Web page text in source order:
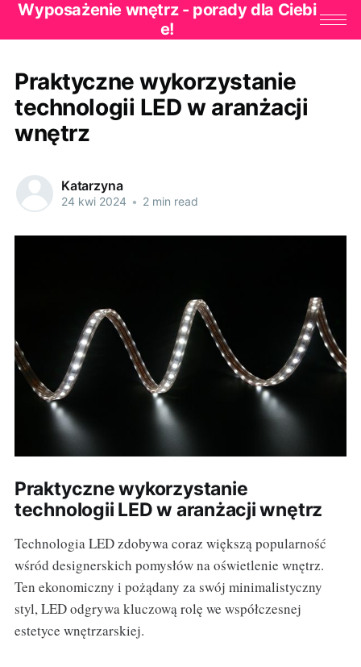
Wyposażenie wnętrz - porady dla Ciebi
e!
Praktyczne wykorzystanie
technologii LED w aranżacji
wnętrz
Katarzyna
24 kwi 2024 • 2 min read
Praktyczne wykorzystanie
technologii LED w aranżacji wnętrz
Technologia LED zdobywa coraz większą popularność
wśród designerskich pomysłów na oświetlenie wnętrz.
Ten ekonomiczny i pożądany za swój minimalistyczny
styl, LED odgrywa kluczową rolę we współczesnej
estetyce wnętrzarskiej.